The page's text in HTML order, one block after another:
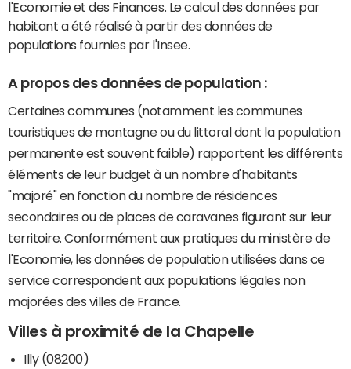
l'Economie et des Finances. Le calcul des données par
habitant a été réalisé à partir des données de
populations fournies par l'Insee.
A propos des données de population :
Certaines communes (notamment les communes
touristiques de montagne ou du littoral dont la population
permanente est souvent faible) rapportent les différents
éléments de leur budget à un nombre d'habitants
"majoré" en fonction du nombre de résidences
secondaires ou de places de caravanes figurant sur leur
territoire. Conformément aux pratiques du ministère de
l'Economie, les données de population utilisées dans ce
service correspondent aux populations légales non
majorées des villes de France.
Villes à proximité de la Chapelle
Illy (08200)